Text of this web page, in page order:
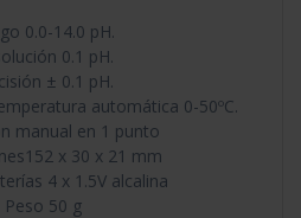
0.0-14.0 pH.
0.1 pH.
± 0.1 pH.
automática 0-50ºC.
manual en 1 punto
x 30 x 21 mm
4 x 1.5V alcalina
Peso 50 g